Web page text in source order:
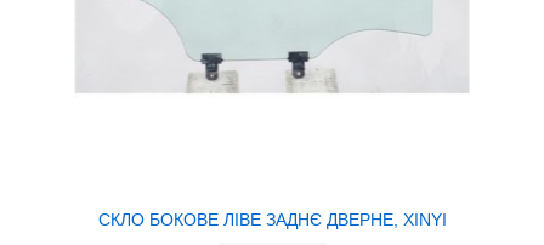
СКЛО БОКОВЕ ЛІВЕ ЗАДНЄ ДВЕРНЕ, XINYI